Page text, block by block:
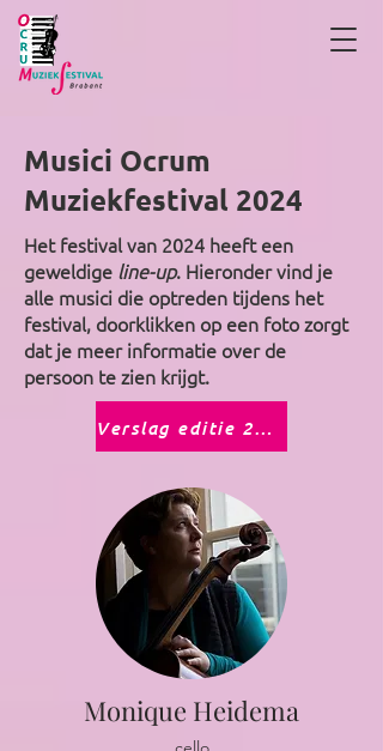
Musici Ocrum
Muziekfestival 2024
Het festival van 2024 heeft een
geweldige line-up. Hieronder vind je
alle musici die optreden tijdens het
festival, doorklikken op een foto zorgt
dat je meer informatie over de
persoon te zien krijgt.
Verslag editie 2024
Monique Heidema